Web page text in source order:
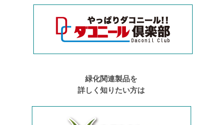
緑化関連製品を
詳しく知りたい方は